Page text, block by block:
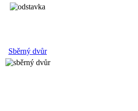
Sběrný dvůr